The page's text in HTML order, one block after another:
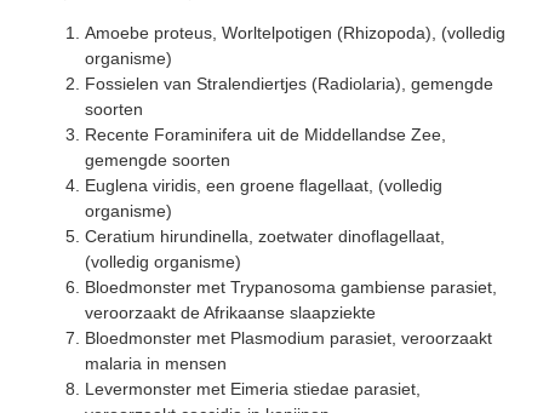
Amoebe proteus, Worltelpotigen (Rhizopoda), (volledig
organisme)
Fossielen van Stralendiertjes (Radiolaria), gemengde
soorten
Recente Foraminifera uit de Middellandse Zee,
gemengde soorten
Euglena viridis, een groene flagellaat, (volledig
organisme)
Ceratium hirundinella, zoetwater dinoflagellaat,
(volledig organisme)
Bloedmonster met Trypanosoma gambiense parasiet,
veroorzaakt de Afrikaanse slaapziekte
Bloedmonster met Plasmodium parasiet, veroorzaakt
malaria in mensen
Levermonster met Eimeria stiedae parasiet,